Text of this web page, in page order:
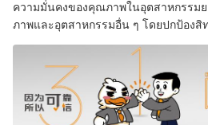
ความมั่นคงของคุณภาพในอุตสาหกรรมย
ภาพและอุตสาหกรรมอื่น ๆ โดยปกป้องสิ